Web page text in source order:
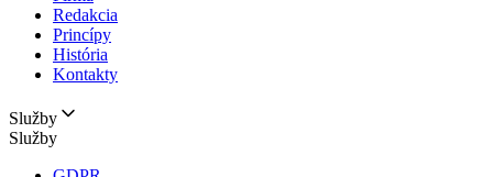
Redakcia
Princípy
História
Kontakty
Služby
Služby